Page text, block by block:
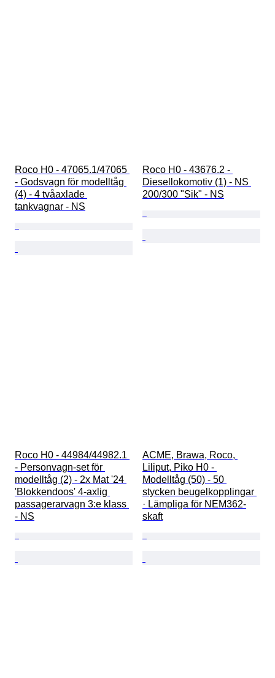
Roco H0 - 47065.1/47065
- Godsvagn för modelltåg
(4) - 4 tvåaxlade
tankvagnar - NS
Roco H0 - 43676.2 -
Diesellokomotiv (1) - NS
200/300 "Sik" - NS
Roco H0 - 44984/44982.1
- Personvagn-set för
modelltåg (2) - 2x Mat '24
'Blokkendoos' 4-axlig
passagerarvagn 3:e klass
- NS
ACME, Brawa, Roco,
Liliput, Piko H0 -
Modelltåg (50) - 50
stycken beugelkopplingar
· Lämpliga för NEM362-
skaft